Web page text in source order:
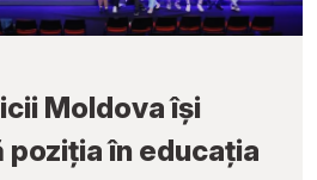
Moldova își
în educația